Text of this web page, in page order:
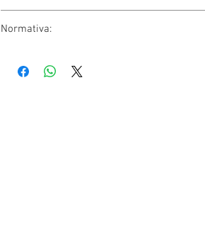
Clase 5
Normativa: